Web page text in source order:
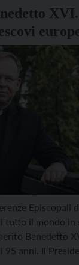
Episcopali
tutto il mondo in
Benedetto
95 anni. Il